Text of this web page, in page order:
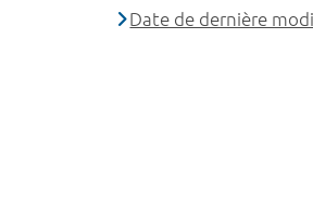
Date de dernière